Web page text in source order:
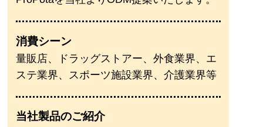
消費シーン
量販店、ドラッグストアー、外食業界、エ
ステ業界、スポーツ施設業界、介護業界等
当社製品のご紹介